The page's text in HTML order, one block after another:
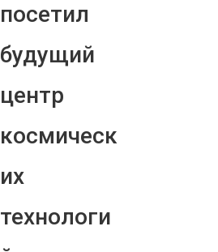
посетил
будущий
центр
космическ
их
технологи